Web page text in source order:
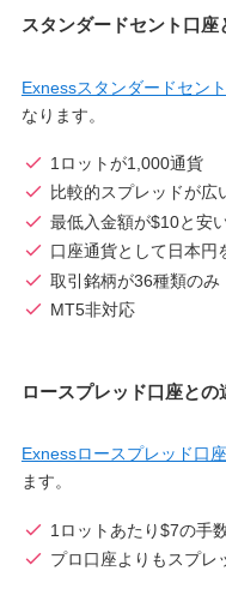
スタンダードセント口座
Exnessスタンダードセン
なります。
1ロットが1,000通貨
比較的スプレッドが広
最低入金額が$10と安
口座通貨として日本円
取引銘柄が36種類のみ
MT5非対応
ロースプレッド口座との
Exnessロースプレッド口座
ます。
1ロットあたり$7の手
プロ口座よりもスプレ